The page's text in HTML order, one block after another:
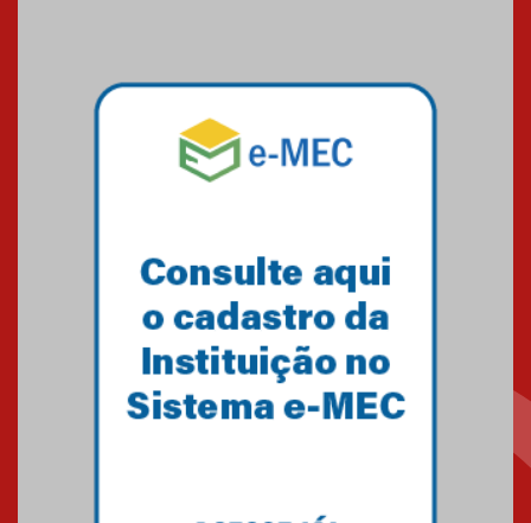
Mackenzie mobiliza campanha
solidária para apoiar famílias em
Minas Gerais
Primeiro culto do ano ressalta o
27.02.2026